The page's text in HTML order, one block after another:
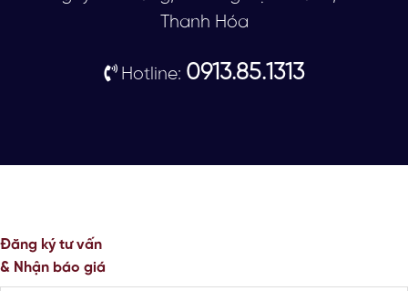
Thanh Hóa
Hotline: 0913.85.1313
Đăng ký tư vấn
& Nhận báo giá